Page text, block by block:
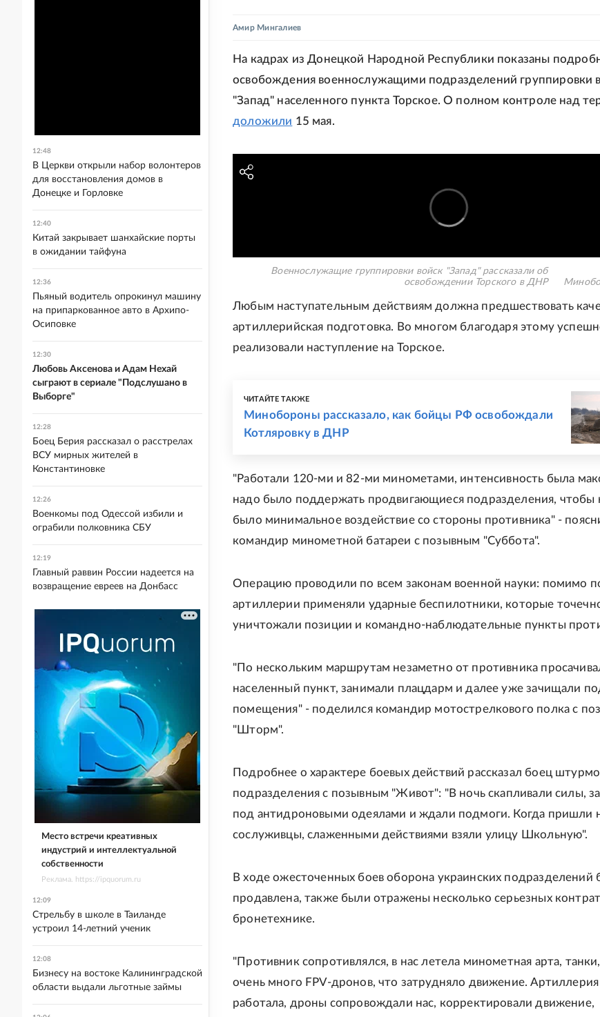
Амир Мингалиев
На кадрах из Донецкой Народной Республики показаны
освобождения военнослужащими подразделений группировки
"Запад" населенного пункта Торское. О полном контроле над
доложили 15 мая.
Военнослужащие группировки войск "Запад" рассказали об
освобождении Торского в ДНР
Любым наступательным действиям должна предшествовать
артиллерийская подготовка. Во многом благодаря этому
реализовали наступление на Торское.
ЧИТАЙТЕ ТАКЖЕ
Минобороны рассказало, как бойцы РФ освобождали
Котляровку в ДНР
"Работали 120-ми и 82-ми минометами, интенсивность была
надо было поддержать продвигающиеся подразделения, чтобы
было минимальное воздействие со стороны противника" -
командир минометной батареи с позывным "Суббота".
Операцию проводили по всем законам военной науки: помимо
артиллерии применяли ударные беспилотники, которые
уничтожали позиции и командно-наблюдательные пункты
"По нескольким маршрутам незаметно от противника
населенный пункт, занимали плацдарм и далее уже зачищали
помещения" - поделился командир мотострелкового полка с
"Шторм".
Подробнее о характере боевых действий рассказал боец
подразделения с позывным "Живот": "В ночь скапливали силы,
под антидроновыми одеялами и ждали подмоги. Когда пришли
сослуживцы, слаженными действиями взяли улицу Школьную".
В ходе ожесточенных боев оборона украинских подразделений
продавлена, также были отражены несколько серьезных
бронетехнике.
"Противник сопротивлялся, в нас летела минометная арта,
очень много FPV-дронов, что затрудняло движение.
работала, дроны сопровождали нас, корректировали движение,
12:48
В Церкви открыли набор волонтеров
для восстановления домов в
Донецке и Горловке
12:40
Китай закрывает шанхайские порты
в ожидании тайфуна
12:36
Пьяный водитель опрокинул машину
на припаркованное авто в Архипо-
Осиповке
12:30
Любовь Аксенова и Адам Нехай
сыграют в сериале "Подслушано в
Выборге"
12:28
Боец Берия рассказал о расстрелах
ВСУ мирных жителей в
Константиновке
12:26
Военкомы под Одессой избили и
ограбили полковника СБУ
12:19
Главный раввин России надеется на
возвращение евреев на Донбасс
Место встречи креативных
индустрий и интеллектуальной
собственности
Реклама. https://ipquorum.ru
12:09
Стрельбу в школе в Таиланде
устроил 14-летний ученик
12:08
Бизнесу на востоке Калининградской
области выдали льготные займы